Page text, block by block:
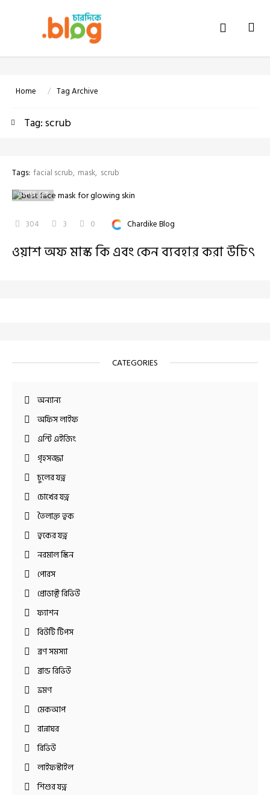
CATEGORIES
অন্যান্য
অফিস লাইফ
এন্টি এইজিং
গৃহসজ্জা
চুলের যত্ন
চোখের যত্ন
তৈলাক্ত ত্বক
ত্বকের যত্ন
নরমাল স্কিন
পোরস
প্রোডাক্ট রিভিউ
ফ্যাশন
বিউটি টিপস
ব্রণ সমস্যা
ব্রান্ড রিভিউ
ভ্রমণ
মেকআপ
রান্নাঘর
রিভিউ
লাইফস্টাইল
শিশুর যত্ন
Home Tag Archive
Tag: scrub
Tags: facial scrub mask scrub
তৈলাক্ত ত্বক
304 3 0 Chardike Blog
ওয়াশ অফ মাস্ক কি এবং কেন ব্যবহার করা উচিৎ